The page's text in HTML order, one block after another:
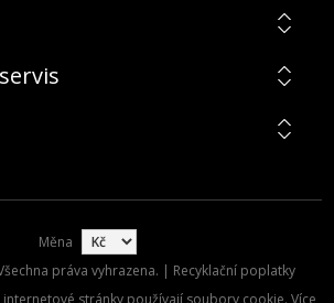
Měna
práva vyhrazena. | Recyklační poplatky